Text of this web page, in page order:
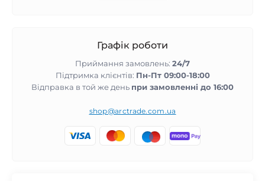
Графік роботи
Приймання замовлень: 24/7
Підтримка клієнтів: Пн-Пт 09:00-18:00
Відправка в той же день при замовленні до 16:00
shop@arctrade.com.ua